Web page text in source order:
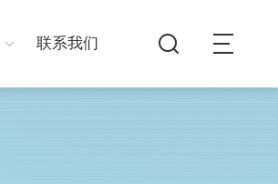
联系我们